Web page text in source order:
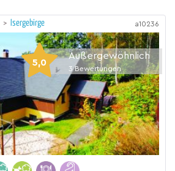
> Isergebirge a10236
5,0
Außergewöhnlich
3 Bewertungen